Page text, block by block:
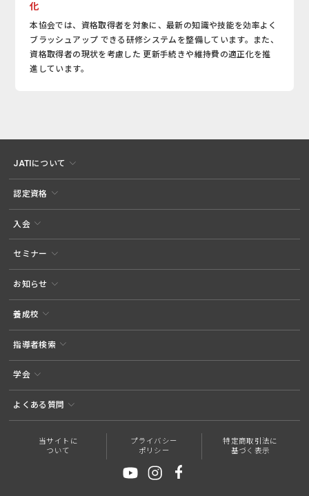
化
本協会では、資格取得者を対象に、最新の知識や技能を効率よく
ブラッシュアップ できる研修システムを整備しています。
また、
資格取得者の現状を考慮した 更新手続きや維持費の適正化を推
進しています。
JATIについて
認定資格
入会
セミナー
お知らせ
養成校
指導者検索
学会
よくある質問
当サイトに
ついて
プライバシー
ポリシー
特定商取引法に
基づく表示